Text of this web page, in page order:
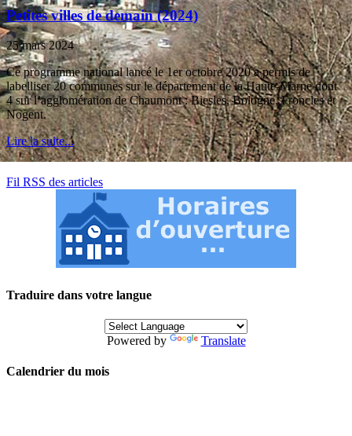
Petites villes de demain (2024)
25 mars 2024
Ce programme national lancé le 1er octobre 2020 a permis de
labelliser 20 communes sur le département de la Haute-Marne dont
4 sur l’agglomération de Chaumont : Biesles, Bologne, Froncles et
Nogent.
Lire la suite...
Fil RSS des articles
Traduire dans votre langue
Powered by Translate
Calendrier du mois